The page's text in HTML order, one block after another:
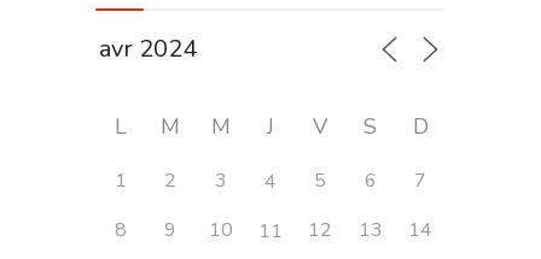
L M M J V S D
1 2 3 4 5 6
7
8
9 10 11 12 13
14